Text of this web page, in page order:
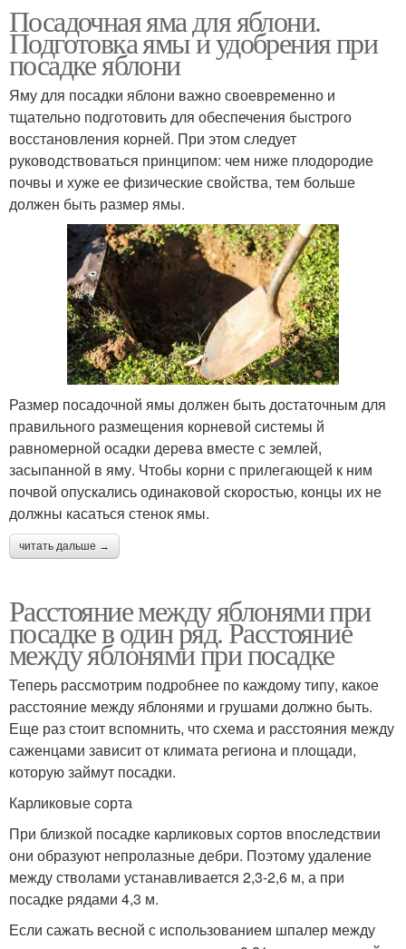
Посадочная яма для яблони.
Подготовка ямы и удобрения при
посадке яблони
Яму для посадки яблони важно своевременно и
тщательно подготовить для обеспечения быстрого
восстановления корней. При этом следует
руководствоваться принципом: чем ниже плодородие
почвы и хуже ее физические свойства, тем больше
должен быть размер ямы.
Размер посадочной ямы должен быть достаточным для
правильного размещения корневой системы й
равномерной осадки дерева вместе с землей,
засыпанной в яму. Чтобы корни с прилегающей к ним
почвой опускались одинаковой скоростью, концы их не
должны касаться стенок ямы.
читать дальше →
Расстояние между яблонями при
посадке в один ряд. Расстояние
между яблонями при посадке
Теперь рассмотрим подробнее по каждому типу, какое
расстояние между яблонями и грушами должно быть.
Еще раз стоит вспомнить, что схема и расстояния между
саженцами зависит от климата региона и площади,
которую займут посадки.
Карликовые сорта
При близкой посадке карликовых сортов впоследствии
они образуют непролазные дебри. Поэтому удаление
между стволами устанавливается 2,3-2,6 м, а при
посадке рядами 4,3 м.
Если сажать весной с использованием шпалер между